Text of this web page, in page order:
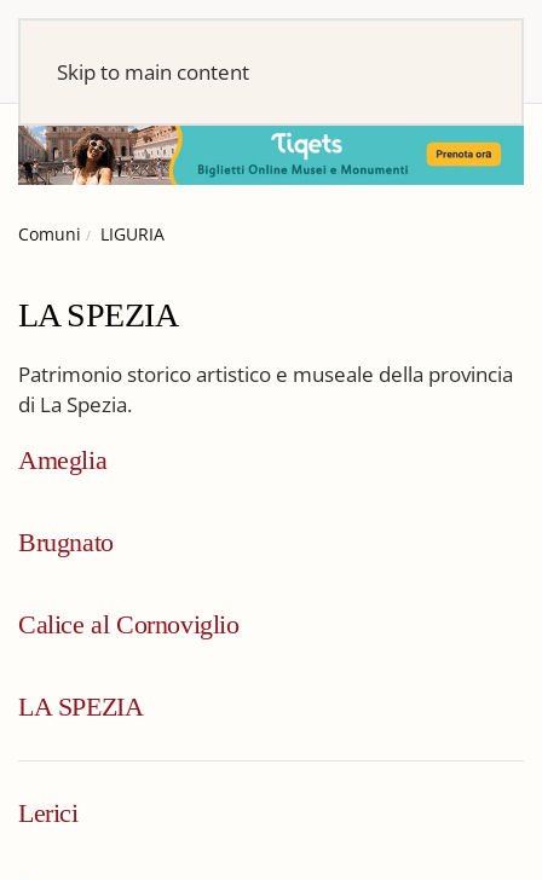
Skip to main content
Comuni LIGURIA
LA SPEZIA
Patrimonio storico artistico e museale della provincia
di La Spezia.
Ameglia
Brugnato
Calice al Cornoviglio
LA SPEZIA
Lerici